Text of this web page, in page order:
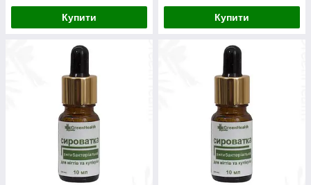
Купити Купити